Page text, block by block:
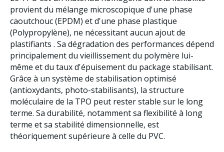
provient du mélange microscopique d'une phase
caoutchouc (EPDM) et d'une phase plastique
(Polypropylène), ne nécessitant aucun ajout de
plastifiants . Sa dégradation des performances dépend
principalement du vieillissement du polymère lui-
même et du taux d'épuisement du package stabilisant.
Grâce à un système de stabilisation optimisé
(antioxydants, photo-stabilisants), la structure
moléculaire de la TPO peut rester stable sur le long
terme. Sa durabilité, notamment sa flexibilité à long
terme et sa stabilité dimensionnelle, est
théoriquement supérieure à celle du PVC.